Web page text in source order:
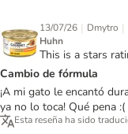
13/07/26 | Dmytro |
Huhn
This is a stars
Cambio de fórmula
¡A mi gato le encantó
ya no lo toca! Qué pena :(
Esta reseña ha sido